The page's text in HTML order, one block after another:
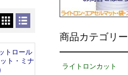
トロール
ト・ミナ
商品カテゴリー
ライトロンカット